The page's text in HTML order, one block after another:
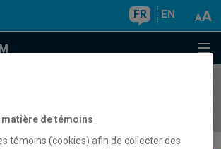
FR EN
de témoins
témoins (cookies) afin de collecter des